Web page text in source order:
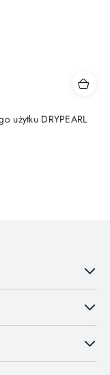
użytku DRYPEARL